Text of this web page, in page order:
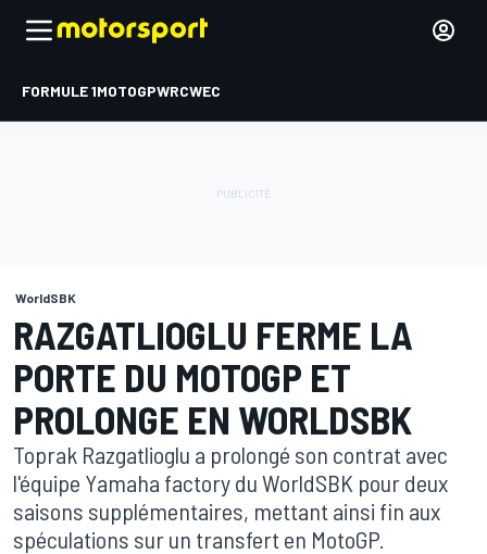
FORMULE 1MOTOGPWRCWEC
WorldSBK
RAZGATLIOGLU FERME LA
PORTE DU MOTOGP ET
PROLONGE EN WORLDSBK
Toprak Razgatlioglu a prolongé son contrat avec
l'équipe Yamaha factory du WorldSBK pour deux
saisons supplémentaires, mettant ainsi fin aux
spéculations sur un transfert en MotoGP.